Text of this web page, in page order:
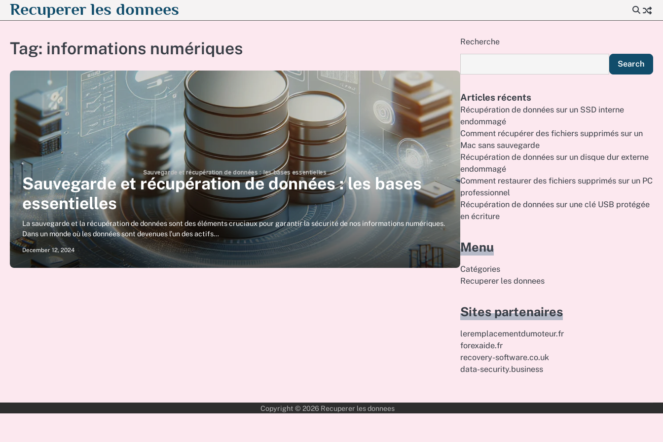
SkipRecuperer les donnees
Tag: informations numériques
Sauvegarde et récupération de données : les bases
essentielles
La sauvegarde et la récupération de données sont des éléments cruciaux pour garantir la sécurité de nos informations numériques.
Dans un monde où les données sont devenues l’un des actifs…
December 12, 2024
Recherche
Search
Articles récents
Récupération de données sur un SSD interne
endommagé
Comment récupérer des fichiers supprimés sur un
Mac sans sauvegarde
Récupération de données sur un disque dur externe
endommagé
Comment restaurer des fichiers supprimés sur un PC
professionnel
Récupération de données sur une clé USB protégée
en écriture
Menu
Catégories
Recuperer les donnees
Sites partenaires
leremplacementdumoteur.fr
forexaide.fr
recovery-software.co.uk
data-security.business
Copyright © 2026 Recuperer les donnees